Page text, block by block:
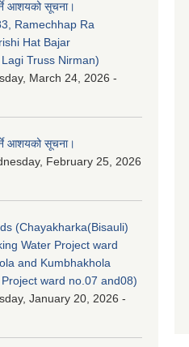
आशयको सूचना।
Ramechhap Ra
Hat Bajar
Truss Nirman)
March 24, 2026 -
आशयको सूचना।
February 25, 2026
(Chayakharka(Bisauli)
Water Project ward
and Kumbhakhola
ward no.07 and08)
January 20, 2026 -